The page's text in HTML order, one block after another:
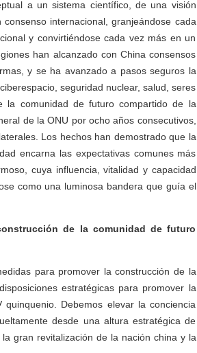
a un sistema científico, de una visión
internacional, granjeándose cada
y convirtiéndose cada vez más en un
han alcanzado con China consensos
y se ha avanzado a pasos seguros la
seguridad nuclear, salud, seres
la comunidad de futuro compartido de la
de la ONU por ocho años consecutivos,
Los hechos han demostrado que la
encarna las expectativas comunes más
cuya influencia, vitalidad y capacidad
como una luminosa bandera que guía el
de la comunidad de futuro
para promover la construcción de la
estratégicas para promover la
Debemos elevar la conciencia
desde una altura estratégica de
gran revitalización de la nación china y la